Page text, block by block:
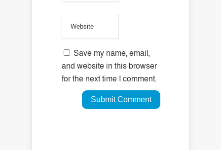
Save my name, email,
and website in this browser
for the next time I comment.